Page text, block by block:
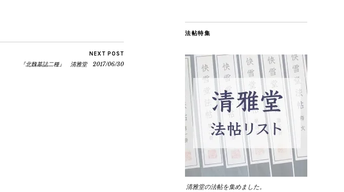
NEXT POST
『北魏墓誌二種』 清雅堂 2017/06/30
法帖特集
清雅堂の法帖を集めました。